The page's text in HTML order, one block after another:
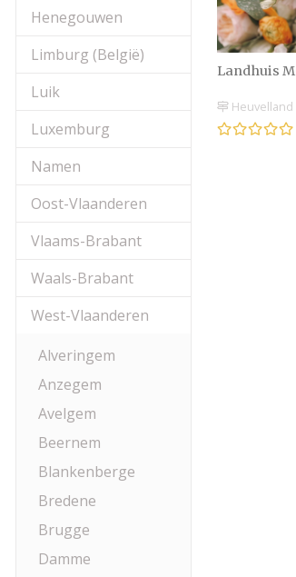
Henegouwen
Limburg (België)
Luik
Luxemburg
Namen
Oost-Vlaanderen
Vlaams-Brabant
Waals-Brabant
West-Vlaanderen
Alveringem
Anzegem
Avelgem
Beernem
Blankenberge
Bredene
Brugge
Damme
Landhuis
Heuvelland